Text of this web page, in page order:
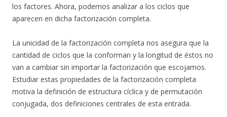
los factores. Ahora, podemos analizar a los ciclos que
aparecen en dicha factorización completa.
La unicidad de la factorización completa nos asegura que la
cantidad de ciclos que la conforman y la longitud de éstos no
van a cambiar sin importar la factorización que escojamos.
Estudiar estas propiedades de la factorización completa
motiva la definición de estructura cíclica y de permutación
conjugada, dos definiciones centrales de esta entrada.